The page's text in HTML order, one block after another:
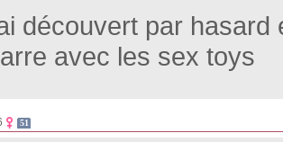
découvert par hasard
avec les sex toys
51